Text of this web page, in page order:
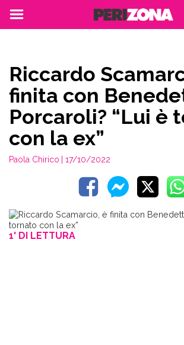
Riccardo
finita con
Porcaroli? “Lui è
con la ex”
Paola Chirico | 17/10/2022
1' DI LETTURA